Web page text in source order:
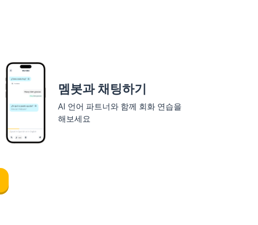
멤봇과 채팅하기
AI 언어 파트너와 함께 회화 연습을
해보세요